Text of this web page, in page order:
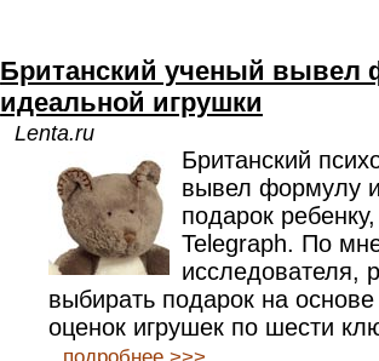
Британский ученый вывел
идеальной игрушки
Lenta.ru
Британский
вывел формулу
подарок
Telegraph. По
исследователя,
выбирать подарок на
оценок игрушек по шести